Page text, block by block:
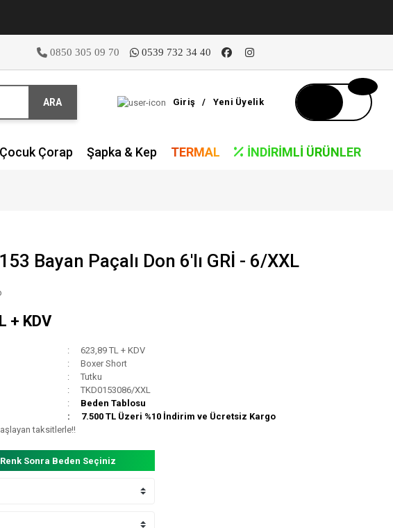
0850 305 09 70 0539 732 34 40
ARA Giriş / Yeni Üyelik
Çocuk Çorap Şapka & Kep TERMAL İNDIRIMLI ÜRÜNLER
Bayan Paçalı Don 6'lı GRİ - 6/XXL
+ KDV
623,89 TL + KDV
Boxer Short
Tutku
TKD0153086/XXL
Beden Tablosu
7.500 TL Üzeri %10 İndirim ve Ücretsiz Kargo
taksitlerle!!
Sonra Beden Seçiniz